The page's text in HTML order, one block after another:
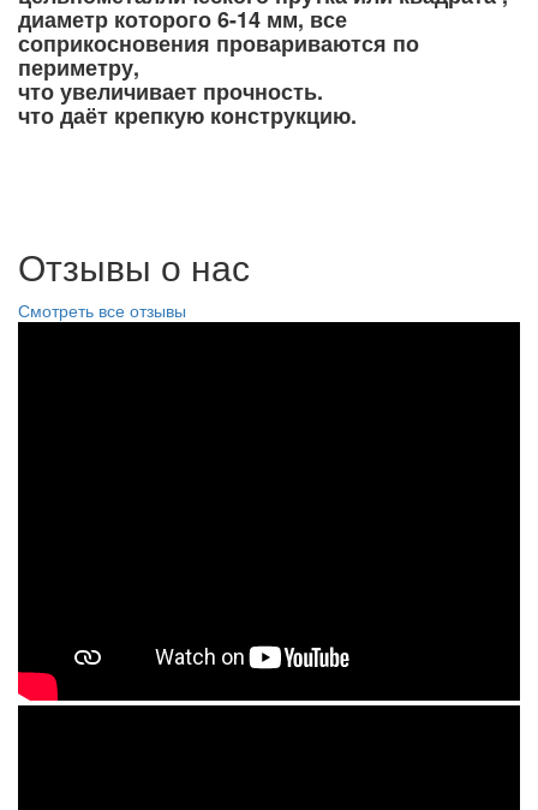
диаметр которого 6-14 мм, все
соприкосновения провариваются по
периметру,
что увеличивает прочность.
что даёт крепкую конструкцию.
Отзывы о нас
Смотреть все отзывы